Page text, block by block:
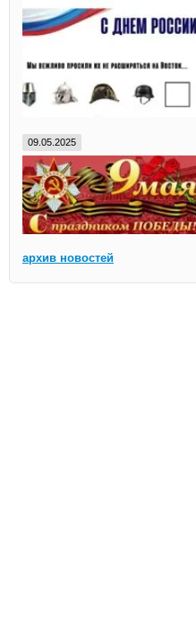
09.05.2025
архив новостей